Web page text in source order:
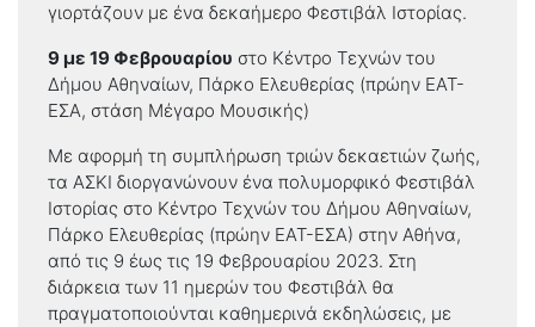
γιορτάζουν με ένα δεκαήμερο Φεστιβάλ Ιστορίας.
9 με 19 Φεβρουαρίου στο Κέντρο Τεχνών του
Δήμου Αθηναίων, Πάρκο Ελευθερίας (πρώην ΕΑΤ-
ΕΣΑ, στάση Μέγαρο Μουσικής)
Με αφορμή τη συμπλήρωση τριών δεκαετιών ζωής,
τα ΑΣΚΙ διοργανώνουν ένα πολυμορφικό Φεστιβάλ
Ιστορίας στο Κέντρο Τεχνών του Δήμου Αθηναίων,
Πάρκο Ελευθερίας (πρώην ΕΑΤ-ΕΣΑ) στην Αθήνα,
από τις 9 έως τις 19 Φεβρουαρίου 2023. Στη
διάρκεια των 11 ημερών του Φεστιβάλ θα
πραγματοποιούνται καθημερινά εκδηλώσεις, με